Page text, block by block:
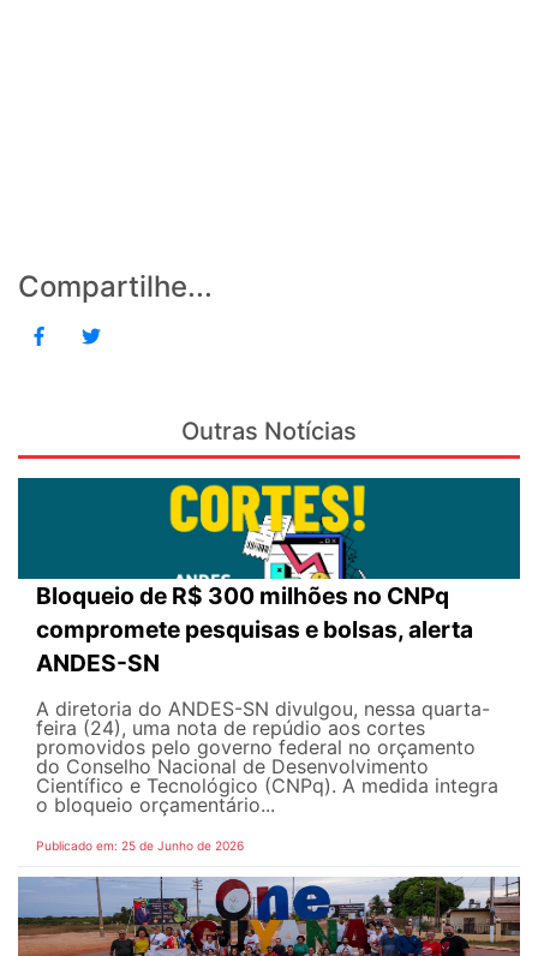
Compartilhe...
Outras Notícias
Bloqueio de R$ 300 milhões no CNPq
compromete pesquisas e bolsas, alerta
ANDES-SN
A diretoria do ANDES-SN divulgou, nessa quarta-
feira (24), uma nota de repúdio aos cortes
promovidos pelo governo federal no orçamento
do Conselho Nacional de Desenvolvimento
Científico e Tecnológico (CNPq). A medida integra
o bloqueio orçamentário...
Publicado em: 25 de Junho de 2026